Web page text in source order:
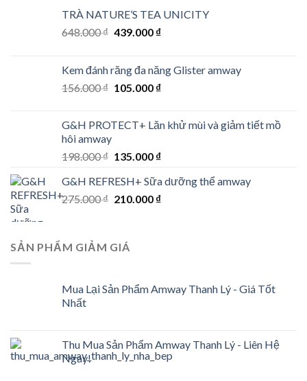
TRÀ NATURE’S TEA UNICITY
648.000₫ Original
648.000 ₫.
439.000 ₫Current
439.000 ₫.
Kem đánh răng đa năng Glister amway
156.000₫ Original
156.000 ₫.
105.000 ₫Current
105.000 ₫.
G&H PROTECT+ Lăn khử mùi và giảm tiết mồ
hôi amway
198.000₫ Original
was:
198.000 ₫.
135.000 ₫Current
is:
135.000 ₫.
G&H REFRESH+ Sữa dưỡng thể amway
275.000₫ Original
275.000 ₫.
210.000 ₫Current
SẢN PHẨM GIẢM GIÁ
Mua Lại Sản Phẩm Amway Thanh Lý - Giá Tốt
Nhất
Thu Mua Sản Phẩm Amway Thanh Lý - Liên Hệ
Ngay!